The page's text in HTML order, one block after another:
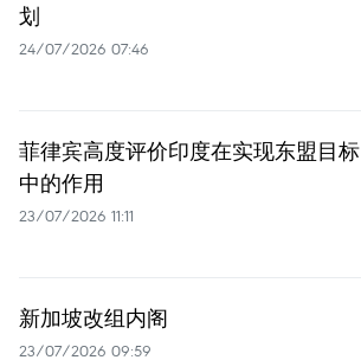
划
24/07/2026 07:46
菲律宾高度评价印度在实现东盟目标
中的作用
23/07/2026 11:11
新加坡改组内阁
23/07/2026 09:59